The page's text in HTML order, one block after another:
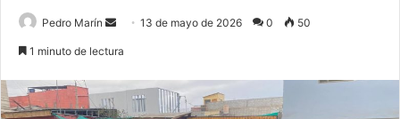
Pedro Marín
Send13 de mayo de 2026 0 50
1 minuto de lectura